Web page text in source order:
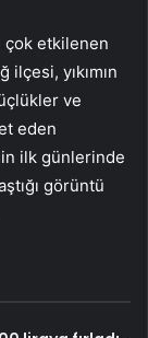
çok etkilenen
ilçesi, yıkımın
ve
eden
ilk günlerinde
görüntü